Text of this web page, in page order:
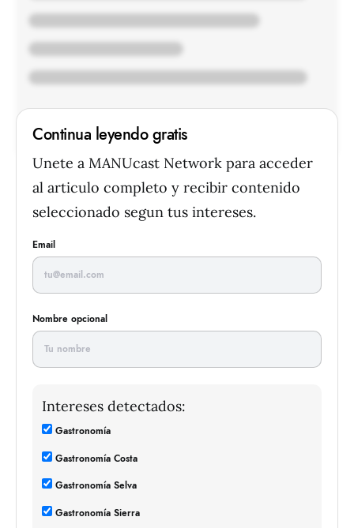
Continua leyendo gratis
Unete a MANUcast Network para acceder
al articulo completo y recibir contenido
seleccionado segun tus intereses.
Email
Nombre opcional
Intereses detectados:
Gastronomía
Gastronomía Costa
Gastronomía Selva
Gastronomía Sierra